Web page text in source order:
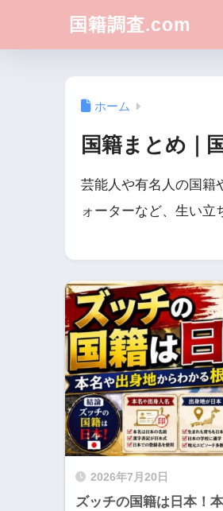
国籍調査.com
ホーム
国籍まとめ｜
芸能人や有名人の国籍
ォーターなど、生い立
2026年7月20日
ズッチの国籍は日本！